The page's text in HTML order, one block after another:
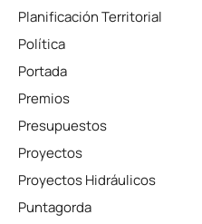
Planificación Territorial
Política
Portada
Premios
Presupuestos
Proyectos
Proyectos Hidráulicos
Puntagorda